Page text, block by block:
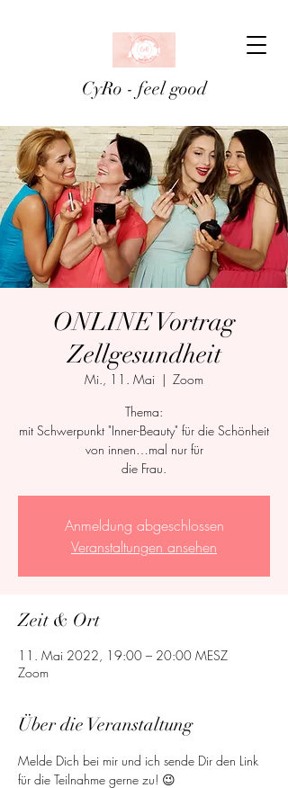
CyRo - feel good
ONLINE Vortrag
Zellgesundheit
Mi., 11. Mai
  |
Zoom
Thema:
mit Schwerpunkt "Inner-Beauty" für die Schönheit
von innen…mal nur für
die Frau.
Anmeldung abgeschlossen
Veranstaltungen ansehen
Zeit & Ort
11. Mai 2022, 19:00 – 20:00 MESZ
Zoom
Über die Veranstaltung
Melde Dich bei mir und ich sende Dir den Link
für die Teilnahme gerne zu! 😉